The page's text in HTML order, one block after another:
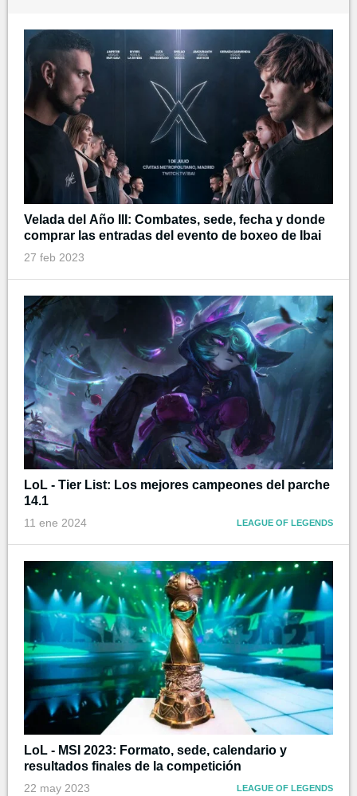
Velada del Año III: Combates, sede, fecha y donde
comprar las entradas del evento de boxeo de Ibai
27 feb 2023
LoL - Tier List: Los mejores campeones del parche
14.1
11 ene 2024 LEAGUE OF LEGENDS
LoL - MSI 2023: Formato, sede, calendario y
resultados finales de la competición
22 may 2023 LEAGUE OF LEGENDS